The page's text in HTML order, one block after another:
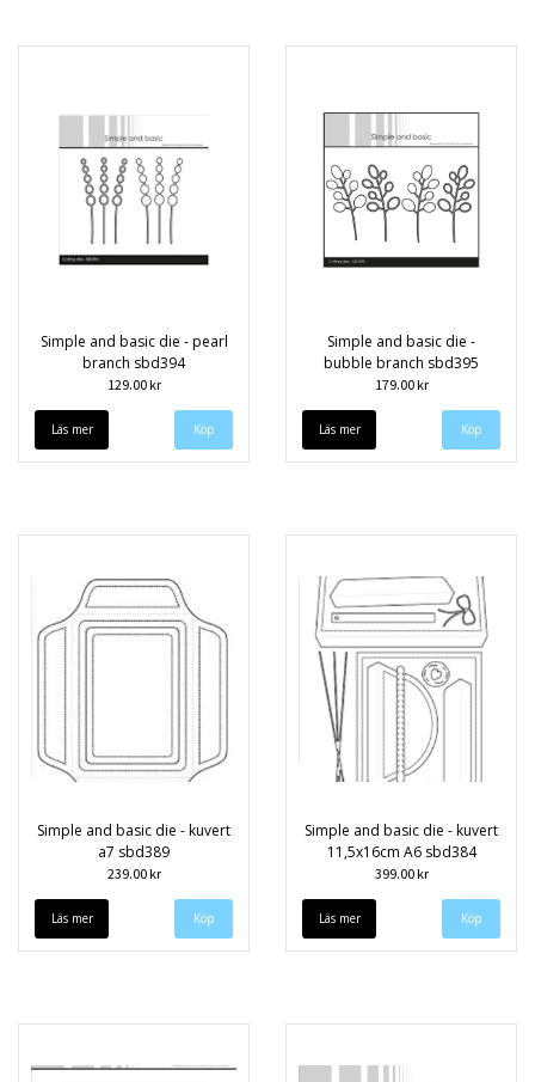
Simple and basic die - pearl
branch sbd394
129.00 kr
Läs mer
Simple and basic die -
bubble branch sbd395
179.00 kr
Läs mer
Simple and basic die - kuvert
a7 sbd389
239.00 kr
Läs mer
Simple and basic die - kuvert
11,5x16cm A6 sbd384
399.00 kr
Läs mer